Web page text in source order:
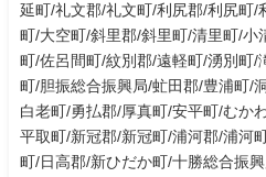
延町/礼文郡/礼文町/利尻郡/利尻町/
町/大空町/斜里郡/斜里町/清里町/小
町/佐呂間町/紋別郡/遠軽町/湧別町/
町/胆振総合振興局/虻田郡/豊浦町/
白老町/勇払郡/厚真町/安平町/むか
平取町/新冠郡/新冠町/浦河郡/浦河
町/日高郡/新ひだか町/十勝総合振